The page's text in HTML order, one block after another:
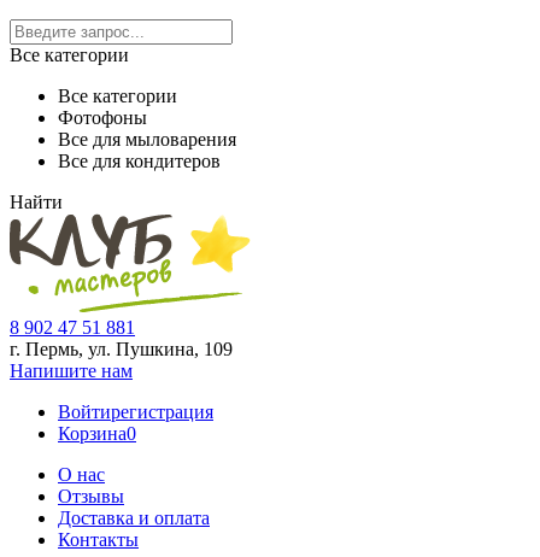
Все категории
Все категории
Фотофоны
Все для мыловарения
Все для кондитеров
Найти
8 902 47 51 881
г. Пермь, ул. Пушкина, 109
Напишите нам
Войтирегистрация
Корзина0
О нас
Отзывы
Доставка и оплата
Контакты